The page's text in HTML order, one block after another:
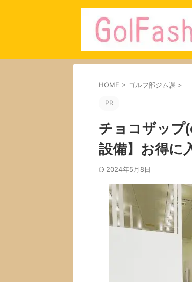
HOME > ゴルフ部ジム課 >
PR
チョコザップ
設備】お得に
2024年5月8日